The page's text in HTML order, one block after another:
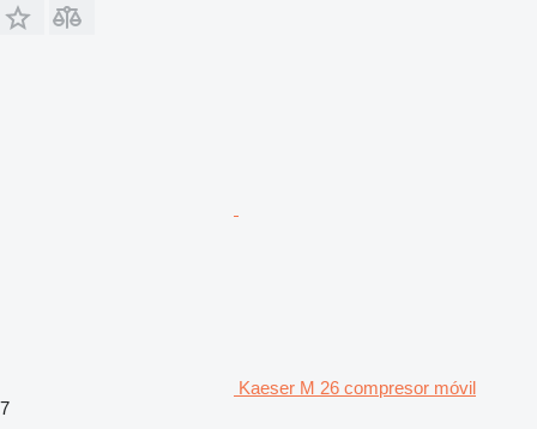
Kaeser M 26 compresor móvil
7